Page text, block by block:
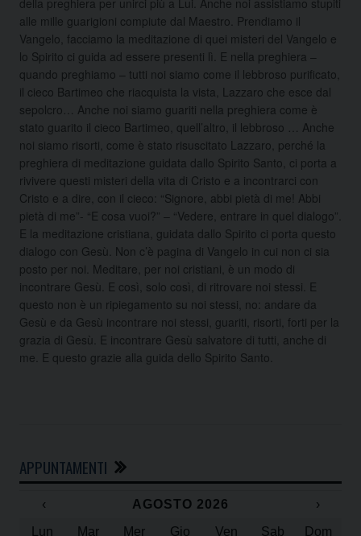
alle mille guarigioni compiute dal Maestro. Prendiamo il
Vangelo, facciamo la meditazione di quei misteri del Vangelo e
lo Spirito ci guida ad essere presenti lì. E nella preghiera –
quando preghiamo – tutti noi siamo come il lebbroso purificato,
il cieco Bartimeo che riacquista la vista, Lazzaro che esce dal
sepolcro… Anche noi siamo guariti nella preghiera come è
stato guarito il cieco Bartimeo, quell’altro, il lebbroso … Anche
noi siamo risorti, come è stato risuscitato Lazzaro, perché la
preghiera di meditazione guidata dallo Spirito Santo, ci porta a
rivivere questi misteri della vita di Cristo e a incontrarci con
Cristo e a dire, con il cieco: “Signore, abbi pietà di me! Abbi
pietà di me”- “E cosa vuoi?” – “Vedere, entrare in quel dialogo”.
E la meditazione cristiana, guidata dallo Spirito ci porta questo
dialogo con Gesù. Non c’è pagina di Vangelo in cui non ci sia
posto per noi. Meditare, per noi cristiani, è un modo di
incontrare Gesù. E così, solo così, di ritrovare noi stessi. E
questo non è un ripiegamento su noi stessi, no: andare da
Gesù e da Gesù incontrare noi stessi, guariti, risorti, forti per la
grazia di Gesù. E incontrare Gesù salvatore di tutti, anche di
me. E questo grazie alla guida dello Spirito Santo.
APPUNTAMENTI
‹ AGOSTO 2026
›
Lun
Mar Mer Gio Ven Sab Dom